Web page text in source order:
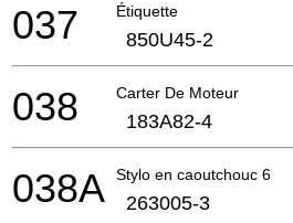
Étiquette
037 850U45-2
Carter De Moteur
038 183A82-4
Stylo en caoutchouc 6
038A 263005-3